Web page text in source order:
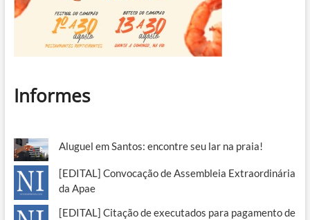
Informes
Aluguel em Santos: encontre seu lar na praia!
[EDITAL] Convocação de Assembleia Extraordinária
da Apae
[EDITAL] Citação de executados para pagamento de